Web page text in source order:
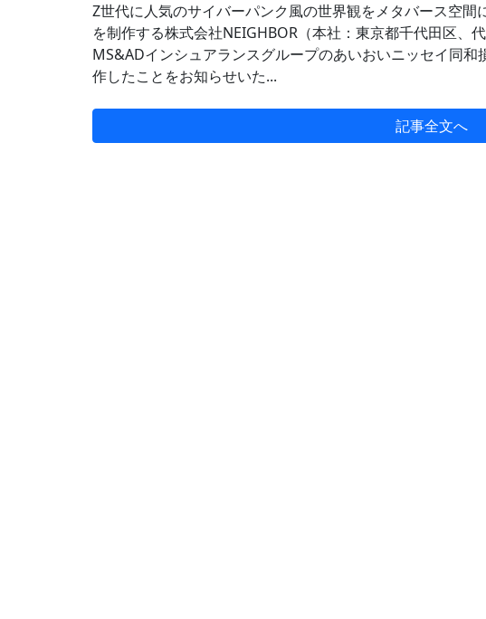
Z世代に人気のサイバーパンク風の世界観をメタバース空
を制作する株式会社NEIGHBOR（本社：東京都千代田区、
MS&ADインシュアランスグループのあいおいニッセイ同
作したことをお知らせいた...
記事全文へ